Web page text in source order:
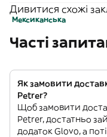
Дивитися схожі
Мексиканська
Часті
Як замовити
Petrer?
Щоб замовити
Petrer, достатньо
додаток Glovo, а